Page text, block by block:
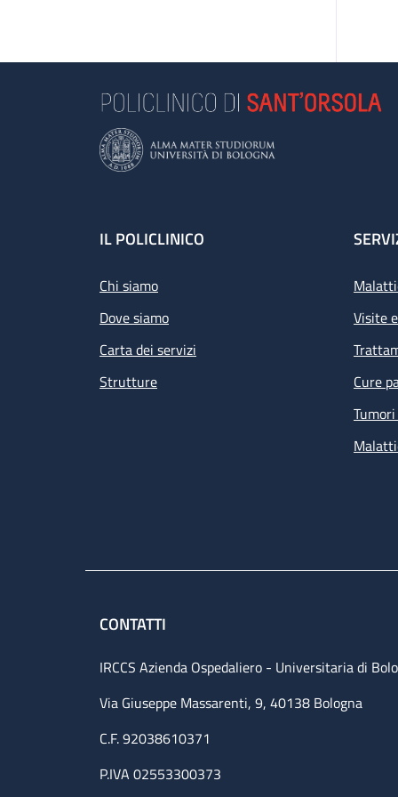
Footer
IL POLICLINICO
Chi siamo
Dove siamo
Carta dei servizi
Strutture
Visite
Cure
CONTATTI
IRCCS Azienda Ospedaliero - Universitaria di
Via Giuseppe Massarenti, 9, 40138 Bologna
C.F. 92038610371
P.IVA 02553300373